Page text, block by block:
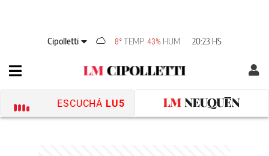
Cipolletti 8°TEMP 43% HUM 20:23 HS
ESCUCHÁ LU5